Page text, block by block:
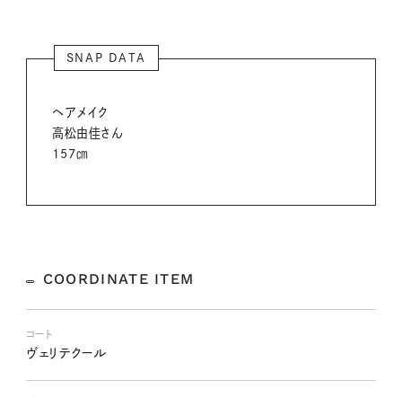
SNAP DATA
ヘアメイク
高松由佳さん
157㎝
COORDINATE ITEM
コート
ヴェリテクール